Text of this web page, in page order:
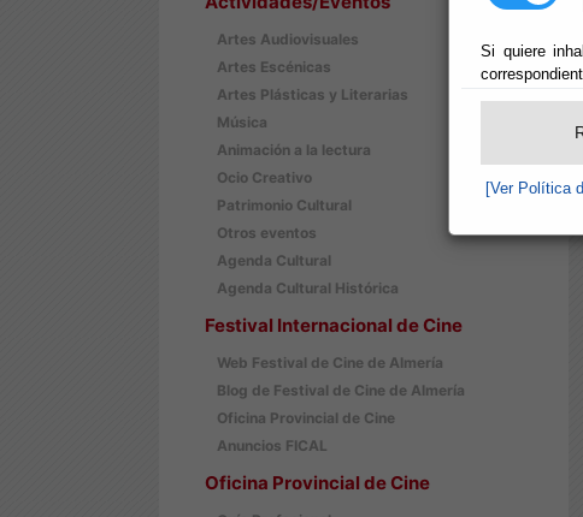
Si quiere
[Ver Política
Artes Audiovisuales
Artes Escénicas
Artes Plásticas y Literarias
Música
Animación a la lectura
Ocio Creativo
Patrimonio Cultural
Otros eventos
Agenda Cultural
Agenda Cultural Histórica
Festival Internacional de Cine
Web Festival de Cine de Almería
Blog de Festival de Cine de Almería
Oficina Provincial de Cine
Anuncios FICAL
Oficina Provincial de Cine